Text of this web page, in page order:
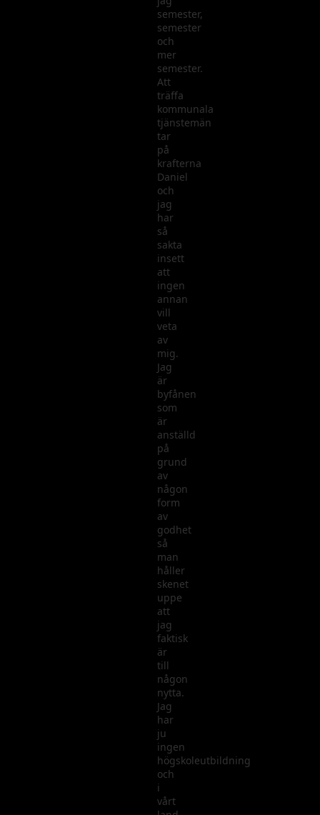
semester,
semester
och
mer
semester.
Att
träffa
kommunala
tjänstemän
tar
på
krafterna
Daniel
och
jag
har
så
sakta
insett
att
ingen
annan
vill
veta
av
mig.
Jag
är
byfånen
som
är
anställd
på
grund
av
någon
form
av
godhet
så
man
håller
skenet
uppe
att
jag
faktisk
är
till
någon
nytta.
Jag
har
ju
ingen
högskoleutbildning
och
i
vårt